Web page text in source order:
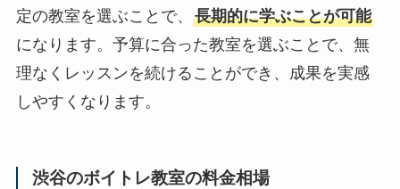
定の教室を選ぶことで、 長期的に学ぶことが可能
になります。予算に合った教室を選ぶことで、無
理なくレッスンを続けることができ、成果を実感
しやすくなります。
渋谷のボイトレ教室の料金相場